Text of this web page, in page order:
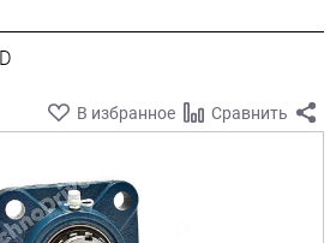
В избранное Сравнить